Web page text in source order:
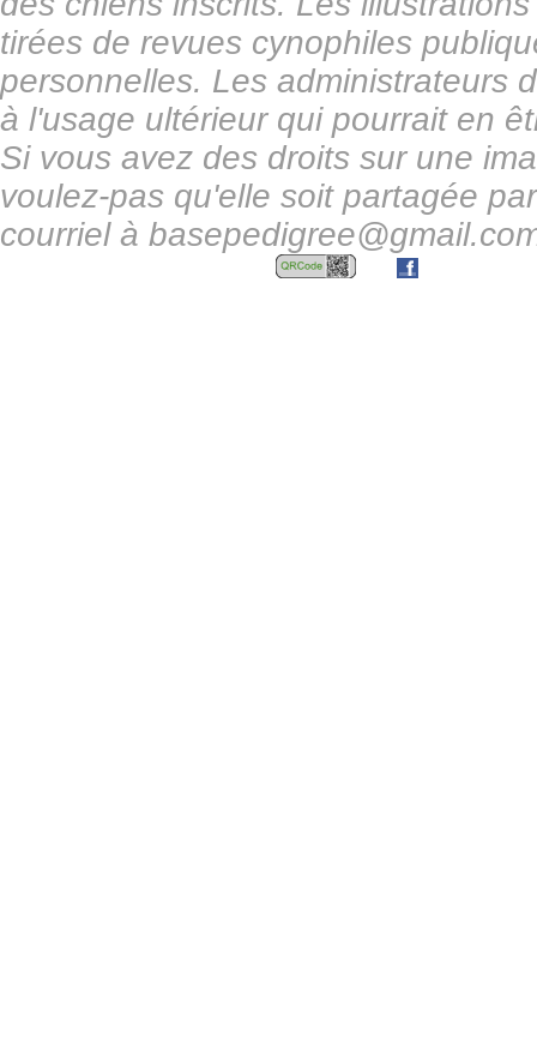
tirées de revues cynophiles
personnelles. Les administrateurs
à l'usage ultérieur qui pourrait en
Si vous avez des droits sur une
voulez-pas qu'elle soit partagée
courriel à